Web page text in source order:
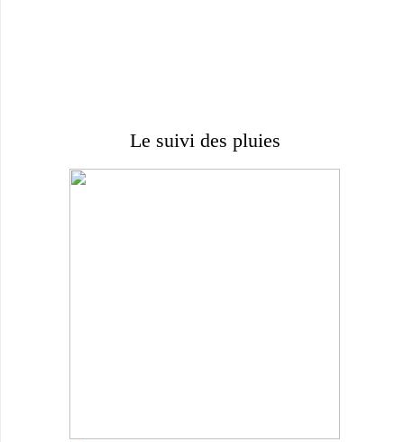
Le suivi des pluies